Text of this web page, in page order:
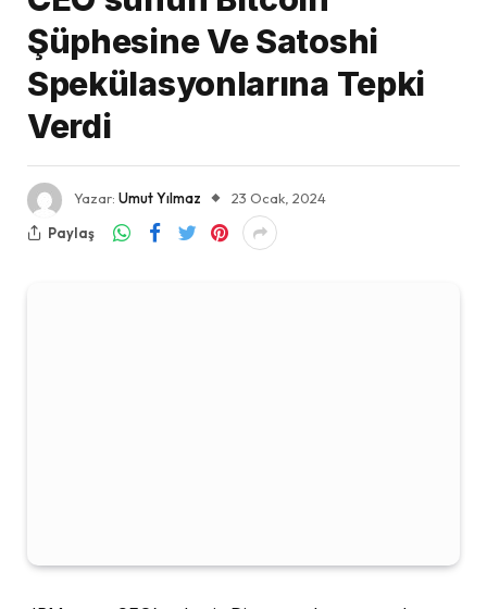
Şüphesine Ve Satoshi
Spekülasyonlarına Tepki
Verdi
Yazar: Umut Yılmaz
23 Ocak, 2024
Paylaş